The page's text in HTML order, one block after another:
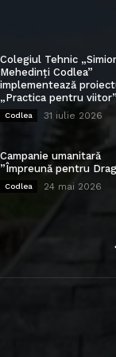
Colegiul Tehnic
Mehedinți Codlea”
implementează
„Practica pentru
Codlea 31 iulie 2026
Campanie umanitară
”Împreună pentru
Codlea 24 mai 2026